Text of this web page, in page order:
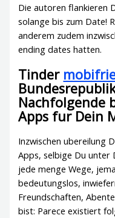
Die autoren flankieren
solange bis zum Date!
anderem zudem
ending dates hatten.
Tinder
Nachfolgende
Apps fur Dein
Inzwischen ubereilung
Apps, selbige Du unter
jede menge Wege,
bedeutungslos,
Freundschaften,
bist: Parece existiert